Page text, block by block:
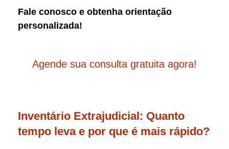
Fale conosco e obtenha orientação
personalizada!
Agende sua consulta gratuita agora!
Inventário Extrajudicial: Quanto
tempo leva e por que é mais rápido?